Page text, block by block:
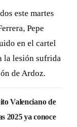
este martes
Pepe
en el cartel
la lesión sufrida
de Ardoz.
Valenciano de
2025 ya conoce